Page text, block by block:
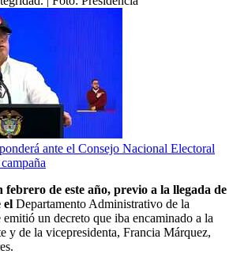
ante el Consejo Nacional Electoral
de este año, previo a la llegada de
el Departamento Administrativo de la
un decreto que iba encaminado a la
y de la vicepresidenta, Francia Márquez,